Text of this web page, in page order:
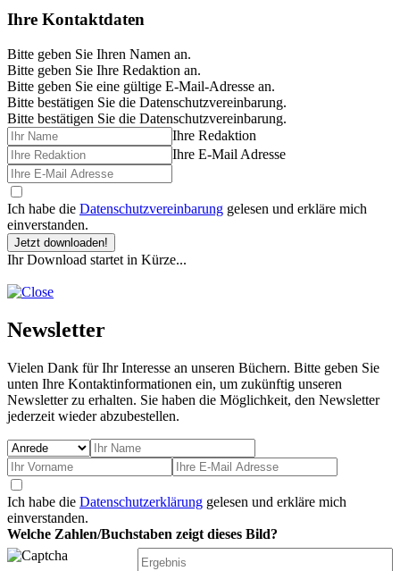
Ihre Kontaktdaten
Bitte geben Sie Ihren Namen an.
Bitte geben Sie Ihre Redaktion an.
Bitte geben Sie eine gültige E-Mail-Adresse an.
Bitte bestätigen Sie die Datenschutzvereinbarung.
Bitte bestätigen Sie die Datenschutzvereinbarung.
Ihre Redaktion
Ihre E-Mail Adresse
Ich habe die Datenschutzvereinbarung gelesen und erkläre mich
einverstanden.
Jetzt downloaden!
Ihr Download startet in Kürze...
Newsletter
Vielen Dank für Ihr Interesse an unseren Büchern. Bitte geben Sie
unten Ihre Kontaktinformationen ein, um zukünftig unseren
Newsletter zu erhalten. Sie haben die Möglichkeit, den Newsletter
jederzeit wieder abzubestellen.
Ich habe die Datenschutzerklärung gelesen und erkläre mich
einverstanden.
Welche Zahlen/Buchstaben zeigt dieses Bild?